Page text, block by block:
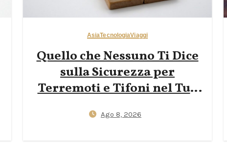
AsiaTecnologiaViaggi
Quello che Nessuno Ti Dice
sulla Sicurezza per
Terremoti e Tifoni nel Tuo
— App J‑Alert, Protocolli
Ago 8, 2026